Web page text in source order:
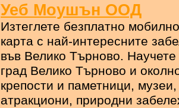
Уеб Моушън ООД
Изтеглете безплатно
карта с най-интересните
във Велико Търново.
град Велико Търново и
крепости и паметници,
атракциони, природни